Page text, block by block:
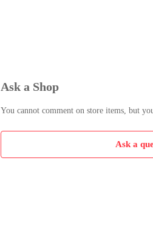
Ask a Shop
You cannot comment on store items, but
Ask a